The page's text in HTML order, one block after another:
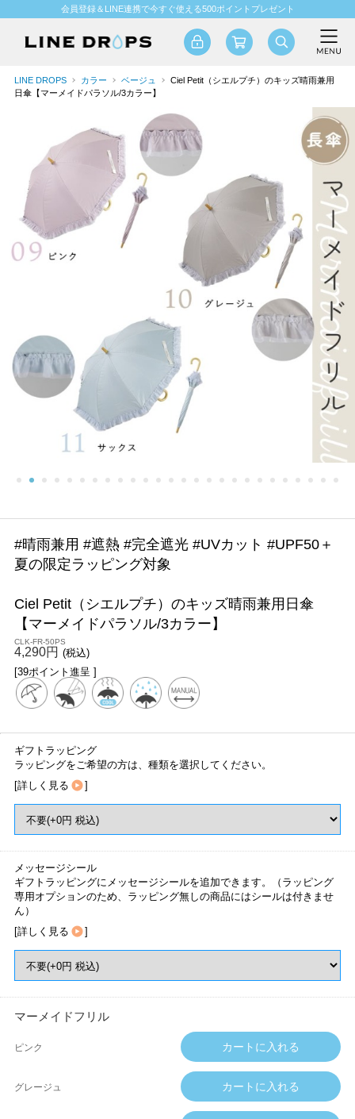
会員登録＆LINE連携で今すぐ使える500ポイントプレゼント
LINE DROPS カラー ベージュ
Ciel Petit（シエルプチ）のキッズ晴雨兼用
日傘【マーメイドパラソル/3カラー】
#晴雨兼用 #遮熱 #完全遮光 #UVカット #UPF50＋
夏の限定ラッピング対象
Ciel Petit（シエルプチ）のキッズ晴雨兼用日傘
【マーメイドパラソル/3カラー】
CLK-FR-50PS
4,290円 (税込)
[39ポイント進呈 ]
ギフトラッピング
ラッピングをご希望の方は、種類を選択してください。
[詳しく見る ]
メッセージシール
ギフトラッピングにメッセージシールを追加できます。（ラッピング
専用オプションのため、ラッピング無しの商品にはシールは付きませ
ん）
[詳しく見る ]
マーメイドフリル
ピンク
グレージュ